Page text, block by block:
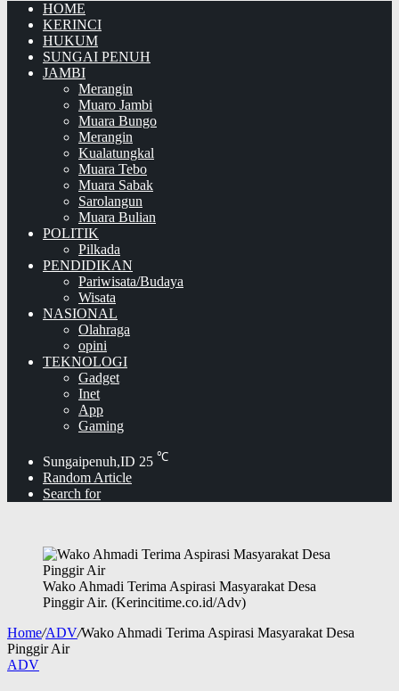
HOME
KERINCI
HUKUM
SUNGAI PENUH
JAMBI
Merangin
Muaro Jambi
Muara Bungo
Merangin
Kualatungkal
Muara Tebo
Muara Sabak
Sarolangun
Muara Bulian
POLITIK
Pilkada
PENDIDIKAN
Pariwisata/Budaya
Wisata
NASIONAL
Olahraga
opini
TEKNOLOGI
Gadget
Inet
App
Gaming
Sungaipenuh,ID 25 ℃
Random Article
Search for
Wako Ahmadi Terima Aspirasi Masyarakat Desa
Pinggir Air. (Kerincitime.co.id/Adv)
Home/ADV/Wako Ahmadi Terima Aspirasi Masyarakat Desa
Pinggir Air
ADV